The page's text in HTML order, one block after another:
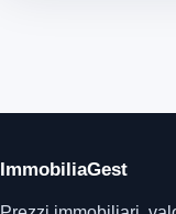
ImmobiliaGest